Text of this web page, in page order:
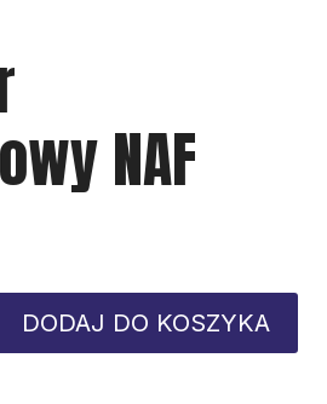
NAF
DODAJ DO KOSZYKA